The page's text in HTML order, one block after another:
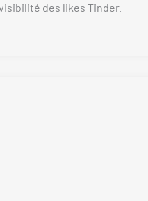
des likes Tinder.